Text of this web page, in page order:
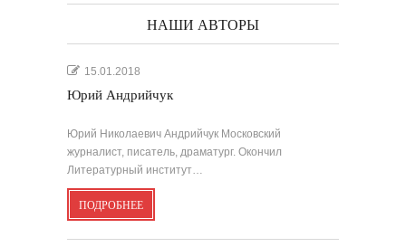
НАШИ АВТОРЫ
15.01.2018
Юрий Андрийчук
Юрий Николаевич Андрийчук Московский
журналист, писатель, драматург. Окончил
Литературный институт…
ПОДРОБНЕЕ